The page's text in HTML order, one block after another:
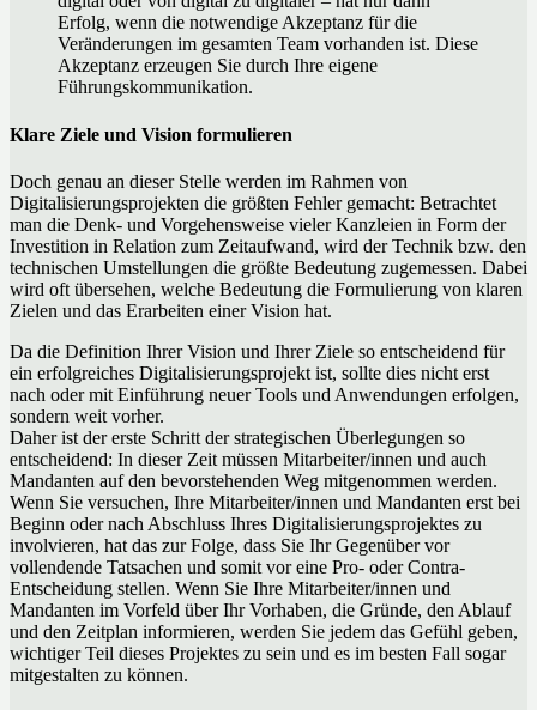
Erfolg, wenn die notwendige Akzeptanz für die
Veränderungen im gesamten Team vorhanden ist. Diese
Akzeptanz erzeugen Sie durch Ihre eigene
Führungskommunikation.
Klare Ziele und Vision formulieren
Doch genau an dieser Stelle werden im Rahmen von
Digitalisierungsprojekten die größten Fehler gemacht: Betrachtet
man die Denk- und Vorgehensweise vieler Kanzleien in Form der
Investition in Relation zum Zeitaufwand, wird der Technik bzw. den
technischen Umstellungen die größte Bedeutung zugemessen. Dabei
wird oft übersehen, welche Bedeutung die Formulierung von klaren
Zielen und das Erarbeiten einer Vision hat.
Da die Definition Ihrer Vision und Ihrer Ziele so entscheidend für
ein erfolgreiches Digitalisierungsprojekt ist, sollte dies nicht erst
nach oder mit Einführung neuer Tools und Anwendungen erfolgen,
sondern weit vorher.
Daher ist der erste Schritt der strategischen Überlegungen so
entscheidend: In dieser Zeit müssen Mitarbeiter/innen und auch
Mandanten auf den bevorstehenden Weg mitgenommen werden.
Wenn Sie versuchen, Ihre Mitarbeiter/innen und Mandanten erst bei
Beginn oder nach Abschluss Ihres Digitalisierungsprojektes zu
involvieren, hat das zur Folge, dass Sie Ihr Gegenüber vor
vollendende Tatsachen und somit vor eine Pro- oder Contra-
Entscheidung stellen. Wenn Sie Ihre Mitarbeiter/innen und
Mandanten im Vorfeld über Ihr Vorhaben, die Gründe, den Ablauf
und den Zeitplan informieren, werden Sie jedem das Gefühl geben,
wichtiger Teil dieses Projektes zu sein und es im besten Fall sogar
mitgestalten zu können.